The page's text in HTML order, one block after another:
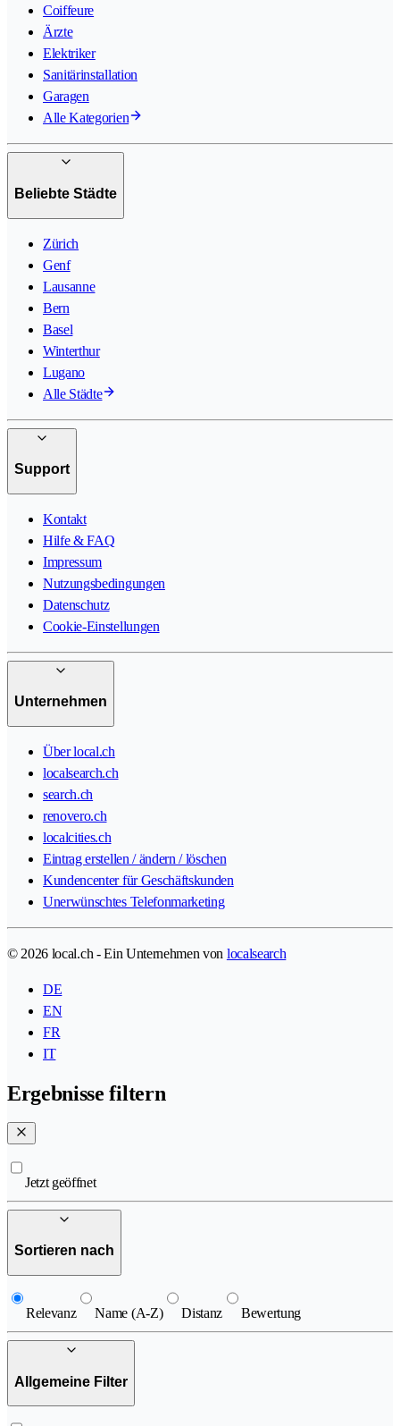
Coiffeure
Ärzte
Elektriker
Sanitärinstallation
Garagen
Alle Kategorien
Beliebte Städte
Zürich
Genf
Lausanne
Bern
Basel
Winterthur
Lugano
Alle Städte
Support
Kontakt
Hilfe & FAQ
Impressum
Nutzungsbedingungen
Datenschutz
Cookie-Einstellungen
Unternehmen
Über local.ch
localsearch.ch
search.ch
renovero.ch
localcities.ch
Eintrag erstellen / ändern / löschen
Kundencenter für Geschäftskunden
Unerwünschtes Telefonmarketing
© 2026 local.ch - Ein Unternehmen von localsearch
DE
EN
FR
IT
Ergebnisse filtern
Jetzt geöffnet
Sortieren nach
Relevanz Name (A-Z) Distanz Bewertung
Allgemeine Filter